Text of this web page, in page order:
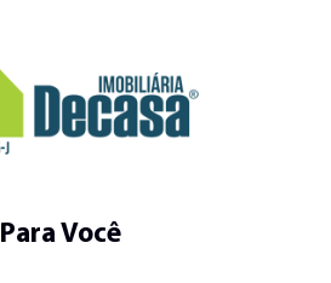
Para Você